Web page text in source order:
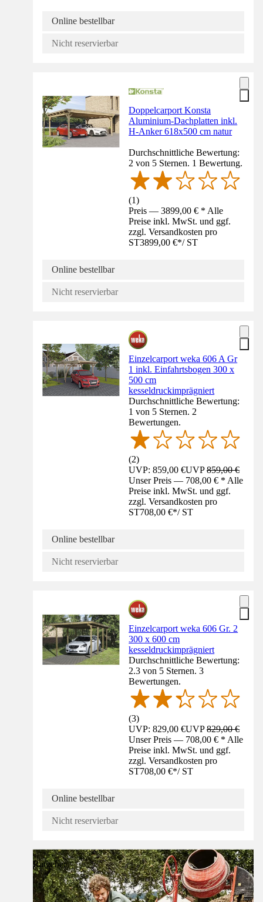
Online bestellbar
Nicht reservierbar
Doppelcarport Konsta
Aluminium-Dachplatten inkl.
H-Anker 618x500 cm natur
Durchschnittliche Bewertung:
2 von 5 Sternen. 1 Bewertung.
(1)
Preis — 3899,00 € * Alle
Preise inkl. MwSt. und ggf.
zzgl. Versandkosten pro
ST3899,00 €*/ ST
Online bestellbar
Nicht reservierbar
Einzelcarport weka 606 A Gr
1 inkl. Einfahrtsbogen 300 x
500 cm
kesseldruckimprägniert
Durchschnittliche Bewertung:
1 von 5 Sternen. 2
Bewertungen.
(2)
UVP: 859,00 €UVP859,00 €
Unser Preis — 708,00 € * Alle
Preise inkl. MwSt. und ggf.
zzgl. Versandkosten pro
ST708,00 €*/ ST
Online bestellbar
Nicht reservierbar
Einzelcarport weka 606 Gr. 2
300 x 600 cm
kesseldruckimprägniert
Durchschnittliche Bewertung:
2.3 von 5 Sternen. 3
Bewertungen.
(3)
UVP: 829,00 €UVP829,00 €
Unser Preis — 708,00 € * Alle
Preise inkl. MwSt. und ggf.
zzgl. Versandkosten pro
ST708,00 €*/ ST
Online bestellbar
Nicht reservierbar
Ratgeber